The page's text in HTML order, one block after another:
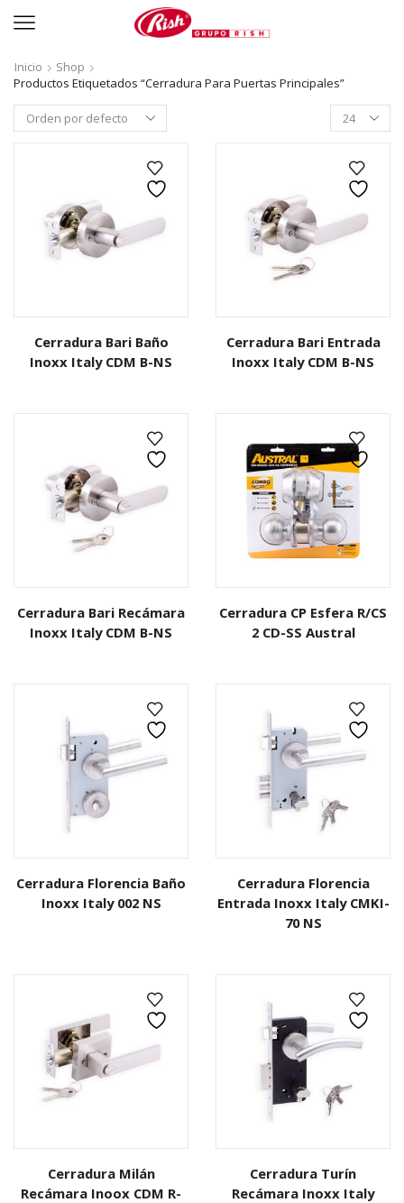
Inicio
Shop
Productos Etiquetados “Cerradura Para Puertas Principales”
Productos
per
Cerradura Bari Baño
Inoxx Italy CDM B-NS
Cerradura Bari Entrada
Inoxx Italy CDM B-NS
Cerradura Bari Recámara
Inoxx Italy CDM B-NS
Cerradura CP Esfera R/CS
2 CD-SS Austral
Cerradura Florencia Baño
Inoxx Italy 002 NS
Cerradura Florencia
Entrada Inoxx Italy CMKI-
70 NS
Cerradura Milán
Recámara Inoox CDM R-
Cerradura Turín
Recámara Inoxx Italy